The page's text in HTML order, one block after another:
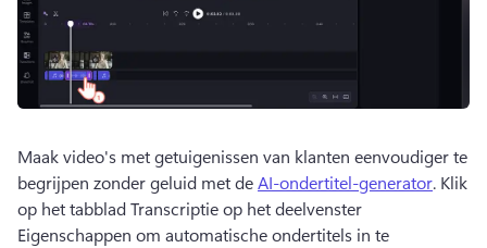
Maak video's met getuigenissen van klanten eenvoudiger te
begrijpen zonder geluid met de AI-ondertitel-generator. Klik
op het tabblad Transcriptie op het deelvenster
Eigenschappen om automatische ondertitels in te